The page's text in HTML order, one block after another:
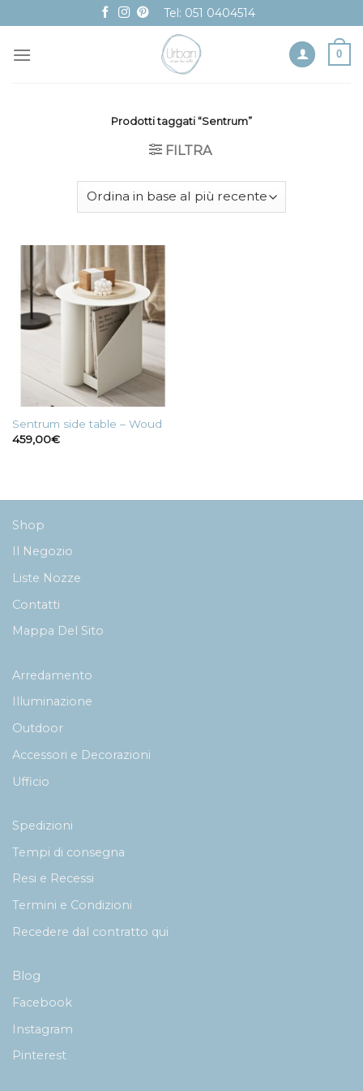
to
content
Tel: 051 0404514
0
Prodotti taggati “Sentrum”
FILTRA
Sentrum side table – Woud
459,00€
Shop
Il Negozio
Liste Nozze
Contatti
Mappa Del Sito
Arredamento
Illuminazione
Outdoor
Accessori e Decorazioni
Ufficio
Spedizioni
Tempi di consegna
Resi e Recessi
Termini e Condizioni
Recedere dal contratto qui
Blog
Facebook
Instagram
Pinterest